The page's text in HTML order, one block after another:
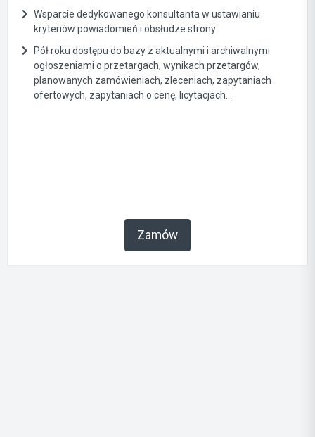
Wsparcie dedykowanego konsultanta w ustawianiu
kryteriów powiadomień i obsłudze strony
Pół roku dostępu do bazy z aktualnymi i archiwalnymi
ogłoszeniami o przetargach, wynikach przetargów,
planowanych zamówieniach, zleceniach, zapytaniach
ofertowych, zapytaniach o cenę, licytacjach...
Zamów